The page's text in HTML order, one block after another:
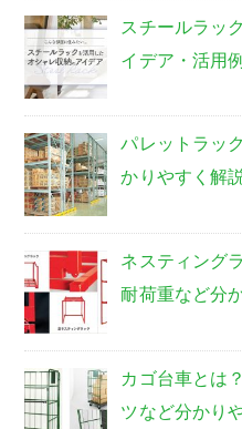
スチールラッ
イデア・活用
パレットラッ
かりやすく解
ネスティング
耐荷重など分
カゴ台車とは
ツなど分かり